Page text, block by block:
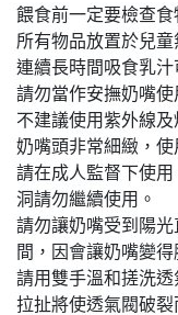
餵食前一定要檢查食
所有物品放置於兒童
連續長時間吸食乳汁
請勿當作安撫奶嘴使
不建議使用紫外線及
奶嘴頭非常細緻，使
請在成人監督下使
洞請勿繼續使用。
請勿讓奶嘴受到陽
間，因會讓奶嘴變得
請用雙手溫和搓洗
拉扯將使透氣閥破裂